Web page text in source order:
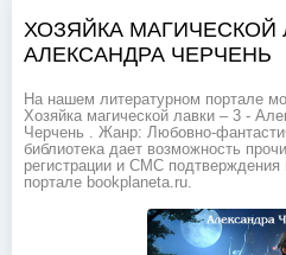
ХОЗЯЙКА МАГИЧЕСКОЙ
АЛЕКСАНДРА ЧЕРЧЕНЬ
На нашем литературном портале
Хозяйка магической лавки – 3 -
Черчень . Жанр: Любовно-
библиотека дает возможность
регистрации и СМС
портале bookplaneta.ru.